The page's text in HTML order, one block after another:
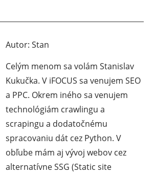
Autor:Stan
Celým menom sa volám Stanislav
Kukučka. V iFOCUS sa venujem SEO
a PPC. Okrem iného sa venujem
technológiám crawlingu a
scrapingu a dodatočnému
spracovaniu dát cez Python. V
obľube mám aj vývoj webov cez
alternatívne SSG (Static site